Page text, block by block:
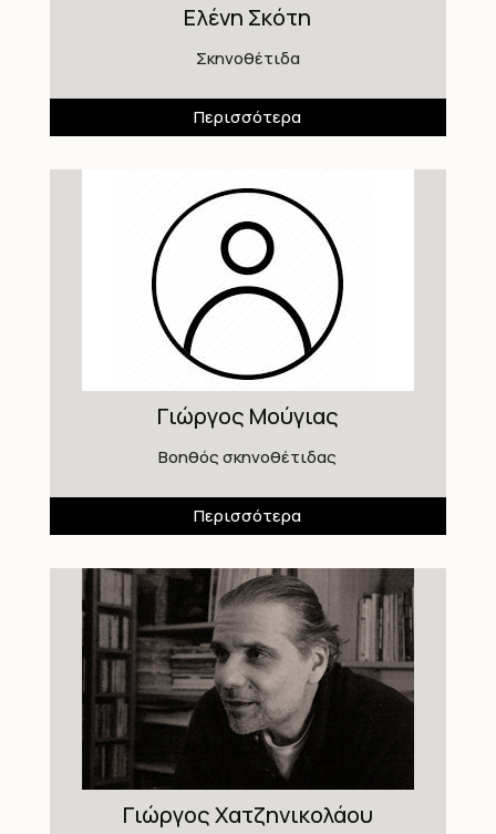
Ελένη Σκότη
Σκηνοθέτιδα
Περισσότερα
Γιώργος Μούγιας
Βοηθός σκηνοθέτιδας
Περισσότερα
Γιώργος Χατζηνικολάου